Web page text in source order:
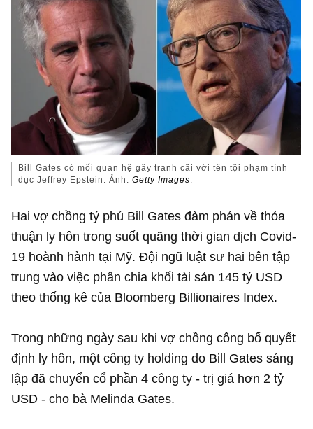
Bill Gates có mối quan hệ gây tranh cãi với tên tội phạm tình
dục Jeffrey Epstein. Ảnh:Getty Images.
Hai vợ chồng tỷ phú Bill Gates đàm phán về thỏa
thuận ly hôn trong suốt quãng thời gian dịch Covid-
19 hoành hành tại Mỹ. Đội ngũ luật sư hai bên tập
trung vào việc phân chia khối tài sản 145 tỷ USD
theo thống kê của Bloomberg Billionaires Index.
Trong những ngày sau khi vợ chồng công bố quyết
định ly hôn, một công ty holding do Bill Gates sáng
lập đã chuyển cổ phần 4 công ty - trị giá hơn 2 tỷ
USD - cho bà Melinda Gates.